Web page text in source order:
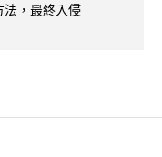
，最終入侵